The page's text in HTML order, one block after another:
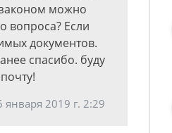
законом можно
вопроса? Если
документов.
спасибо. буду
января 2019 г. 2:29